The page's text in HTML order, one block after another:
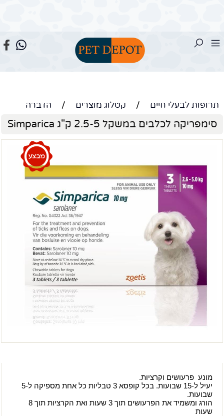
תרופות לבעלי חיים / קטלוג מוצרים / הדברה
סימפריקה לכלבים במשקל 2.5-5 ק"ג Simparica
מונע פרעושים וקרציות.
יעיל ל-15 שבועות. בכל קופסא 3 טבליות כל אחת מספיקה ל-5
שבועות.
הורג ומשמיד את הפרעושים תוך 3 שעות ואת הקרציות תוך 8
שעות